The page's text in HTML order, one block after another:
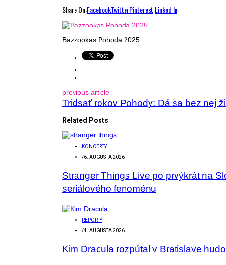
Share On:FacebookTwitterPinterest Linked In
Bazzookas Pohoda 2025
previous article
Tridsať rokov Pohody: Dá sa bez nej
Related Posts
KONCERTY
/6. AUGUSTA 2026
Stranger Things Live po prvýkrát na
seriálového fenoménu
REPORTY
/4. AUGUSTA 2026
Kim Dracula rozpútal v Bratislave